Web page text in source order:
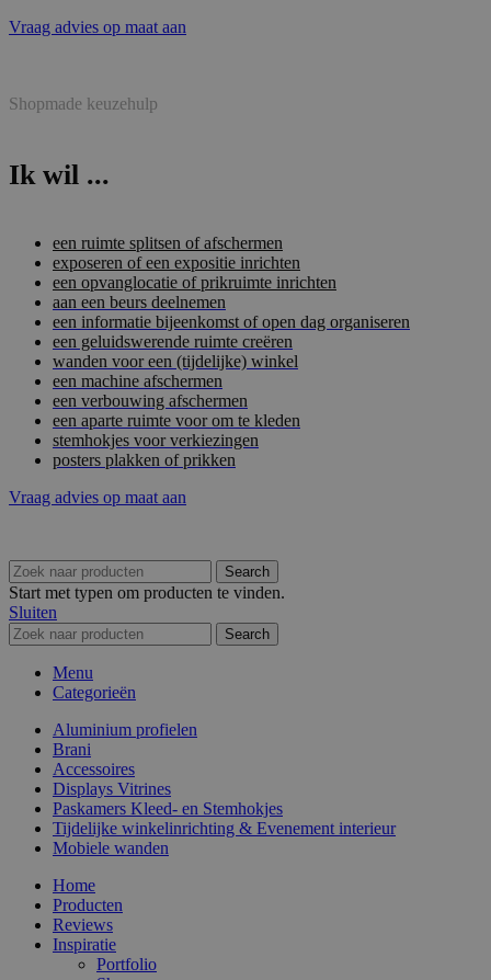
Vraag advies op maat aan
Shopmade keuzehulp
Ik wil ...
een ruimte splitsen of afschermen
exposeren of een expositie inrichten
een opvanglocatie of prikruimte inrichten
aan een beurs deelnemen
een informatie bijeenkomst of open dag organiseren
een geluidswerende ruimte creëren
wanden voor een (tijdelijke) winkel
een machine afschermen
een verbouwing afschermen
een aparte ruimte voor om te kleden
stemhokjes voor verkiezingen
posters plakken of prikken
Vraag advies op maat aan
Search
Start met typen om producten te vinden.
Sluiten
Search
Menu
Categorieën
Aluminium profielen
Brani
Accessoires
Displays Vitrines
Paskamers Kleed- en Stemhokjes
Tijdelijke winkelinrichting & Evenement interieur
Mobiele wanden
Home
Producten
Reviews
Inspiratie
Portfolio